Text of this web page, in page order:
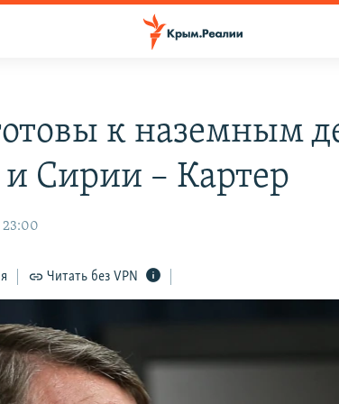
к наземным
Сирии – Картер
23:00
Читать без VPN